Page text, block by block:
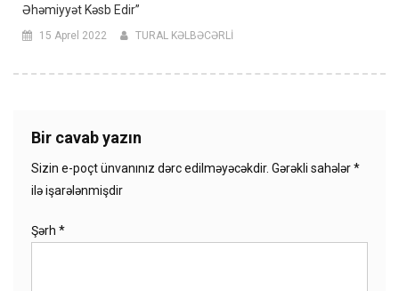
Əhəmiyyət Kəsb Edir”
15 Aprel 2022 TURAL KƏLBƏCƏRLİ
Bir cavab yazın
Sizin e-poçt ünvanınız dərc edilməyəcəkdir. Gərəkli sahələr*
ilə işarələnmişdir
Şərh *